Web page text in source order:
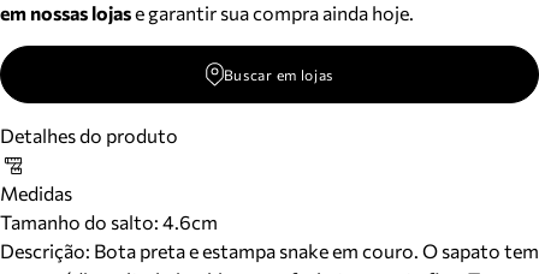
em nossas lojase garantir sua compra ainda hoje.
Buscar em lojas
Detalhes do produto
Medidas
Tamanho do salto: 4.6cm
Descrição: Bota preta e estampa snake em couro. O sapato tem